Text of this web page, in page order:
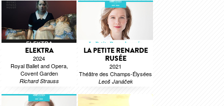
ELEKTRA
2024
Royal Ballet and Opera,
Covent Garden
Richard Strauss
LA PETITE RENARDE
RUSÉE
2021
Théâtre des Champs-Élysées
Leoš Janáček